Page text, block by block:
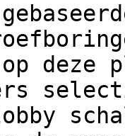
deze